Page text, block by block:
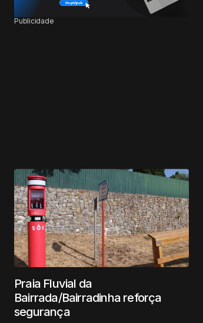
Publicidade
Praia Fluvial da
Bairrada/Bairradinha reforça
segurança